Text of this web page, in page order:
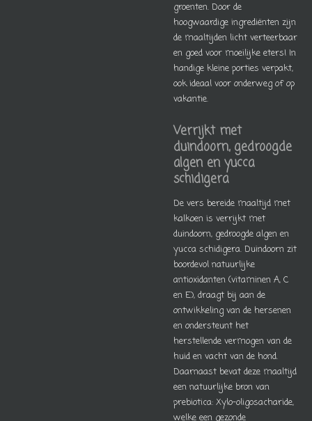
groenten. Door de
hoogwaardige ingrediënten zijn
de maaltijden licht verteerbaar
en goed voor moeilijke eters! In
handige kleine porties verpakt,
ook ideaal voor onderweg of op
vakantie.
Verrijkt met
duindoorn, gedroogde
algen en yucca
schidigera
De vers bereide maaltijd met
kalkoen is verrijkt met
duindoorn, gedroogde algen en
yucca schidigera. Duindoorn zit
boordevol natuurlijke
antioxidanten (vitaminen A, C
en E), draagt bij aan de
ontwikkeling van de hersenen
en ondersteunt het
herstellende vermogen van de
huid en vacht van de hond.
Daarnaast bevat deze maaltijd
een natuurlijke bron van
prebiotica: Xylo-oligosacharide,
welke een gezonde